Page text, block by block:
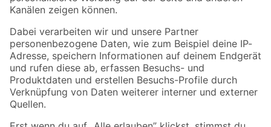
Folge uns
Zahlungsarten Versandarten
Sicher einkaufen